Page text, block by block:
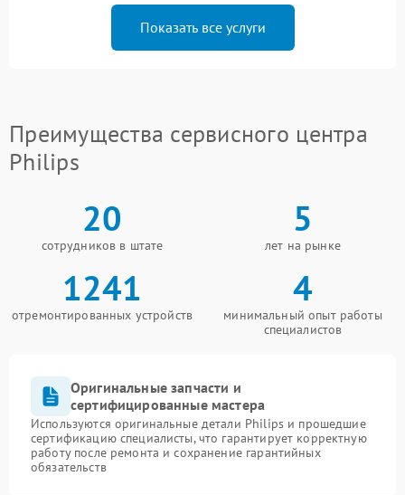
Показать все услуги
Преимущества сервисного центра
Philips
20
сотрудников в штате
5
лет на рынке
1241
отремонтированных устройств
4
минимальный опыт работы
специалистов
Оригинальные запчасти и
сертифицированные мастера
Используются оригинальные детали Philips и прошедшие
сертификацию специалисты, что гарантирует корректную
работу после ремонта и сохранение гарантийных
обязательств